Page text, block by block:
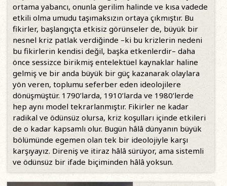
ortama yabancı, onunla gerilim halinde ve kısa vadede
etkili olma umudu taşımaksızın ortaya çıkmıştır. Bu
fikirler, başlangıçta etkisiz görünseler de, büyük bir
nesnel kriz patlak verdiğinde –ki bu krizlerin nedeni
bu fikirlerin kendisi değil, başka etkenlerdir– daha
önce sessizce birikmiş entelektüel kaynaklar haline
gelmiş ve bir anda büyük bir güç kazanarak olaylara
yön veren, toplumu seferber eden ideolojilere
dönüşmüştür. 1790’larda, 1910’larda ve 1980’lerde
hep aynı model tekrarlanmıştır. Fikirler ne kadar
radikal ve ödünsüz olursa, kriz koşulları içinde etkileri
de o kadar kapsamlı olur. Bugün hâlâ dünyanın büyük
bölümünde egemen olan tek bir ideolojiyle karşı
karşıyayız. Direniş ve itiraz hâlâ sürüyor, ama sistemli
ve ödünsüz bir ifade biçiminden hâlâ yoksun.